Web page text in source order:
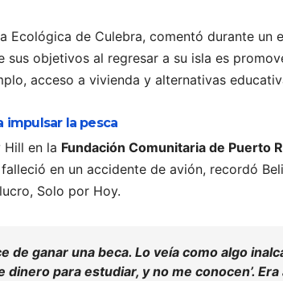
Ecológica de Culebra, comentó durante un
sus objetivos al regresar a su isla es
acceso a vivienda y alternativas
impulsar la pesca
Hill en la Fundación Comunitaria de Puerto
en un accidente de avión, recordó
Solo por Hoy.
de ganar una beca. Lo veía como algo
dinero para estudiar, y no me conocen’.